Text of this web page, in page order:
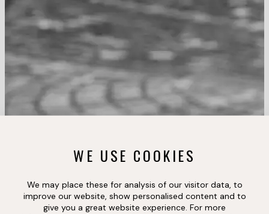
WE USE COOKIES
We may place these for analysis of our visitor data, to
improve our website, show personalised content and to
give you a great website experience. For more